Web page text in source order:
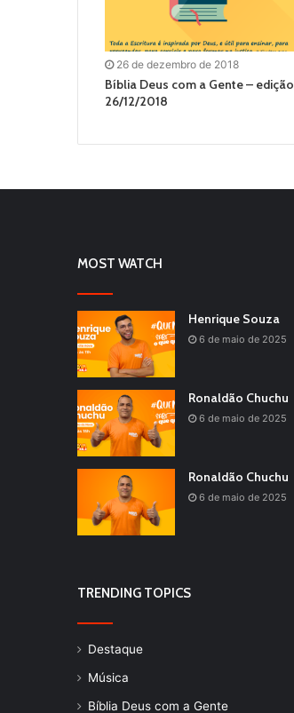
26 de dezembro de 2018
Bíblia Deus com a Gente – edição
26/12/2018
MOST WATCH
Henrique Souza
6 de maio de 2025
Ronaldão Chuchu
6 de maio de 2025
Ronaldão Chuchu
6 de maio de 2025
TRENDING TOPICS
Destaque
Música
Bíblia Deus com a Gente